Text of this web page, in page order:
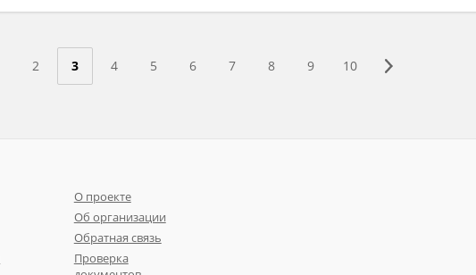
2 3 4 5 6 7 8 9 10
О проекте
Об организации
Обратная связь
Проверка